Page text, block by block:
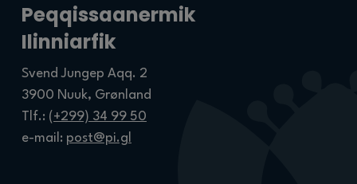
Peqqissaanermik
Ilinniarfik
Svend Jungep Aqq. 2
3900 Nuuk, Grønland
Tlf.: (+299) 34 99 50
e-mail: post@pi.gl